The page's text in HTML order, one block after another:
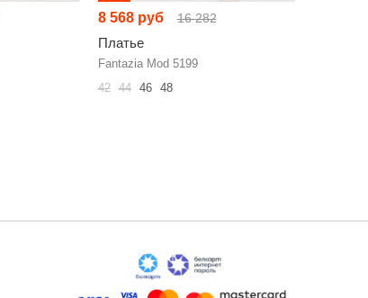
8 568 руб 16 282
Платье
Fantazia Mod 5199
42 44 46 48